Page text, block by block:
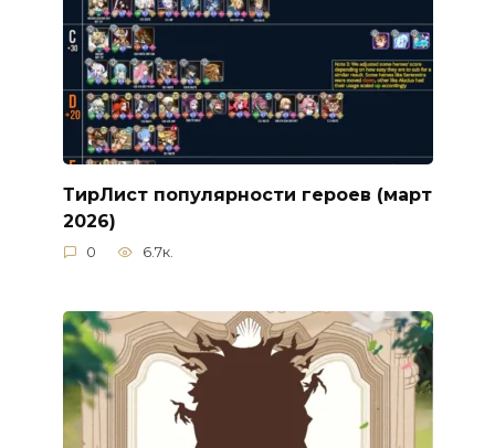
ТирЛист популярности героев (март
2026)
0 6.7к.